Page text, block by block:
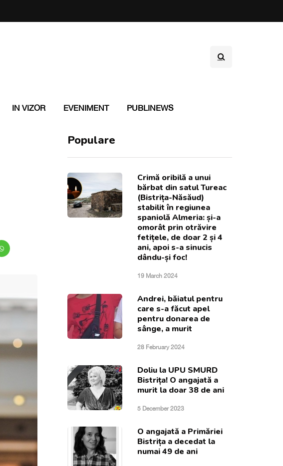
IN VIZOR EVENIMENT PUBLINEWS
Populare
Crimă oribilă a unui
bărbat din satul Tureac
(Bistrița-Năsăud)
stabilit în regiunea
spaniolă Almeria: și-a
omorât prin otrăvire
fetițele, de doar 2 și 4
ani, apoi s-a sinucis
dându-și foc!
19 March 2024
Andrei, băiatul pentru
care s-a făcut apel
pentru donarea de
sânge, a murit
28 February 2024
Doliu la UPU SMURD
Bistrița! O angajată a
murit la doar 38 de ani
5 December 2023
O angajată a Primăriei
Bistrița a decedat la
numai 49 de ani